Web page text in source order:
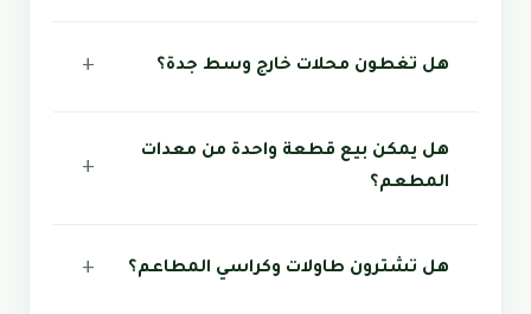
هل تغطون محلات خارج وسط جدة؟
هل يمكن بيع قطعة واحدة من معدات
المطعم؟
هل تشترون طاولات وكراسي المطاعم؟